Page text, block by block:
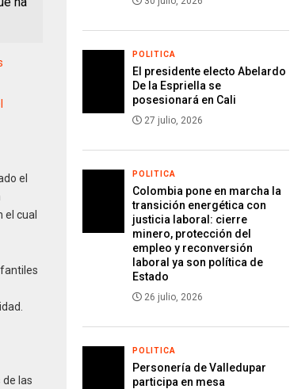
el
cual
las
POLITICA
El presidente electo Abelardo
De la Espriella se
posesionará en Cali
27 julio, 2026
POLITICA
Colombia pone en marcha la
transición energética con
justicia laboral: cierre
minero, protección del
empleo y reconversión
laboral ya son política de
Estado
26 julio, 2026
POLITICA
Personería de Valledupar
participa en mesa